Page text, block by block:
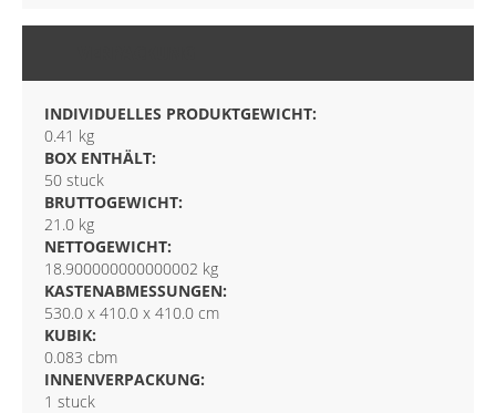
INDIVIDUELLES PRODUKTGEWICHT:
0.41 kg
BOX ENTHÄLT:
50 stuck
BRUTTOGEWICHT:
21.0 kg
NETTOGEWICHT:
18.900000000000002 kg
KASTENABMESSUNGEN:
530.0 x 410.0 x 410.0 cm
KUBIK:
0.083 cbm
INNENVERPACKUNG:
1 stuck